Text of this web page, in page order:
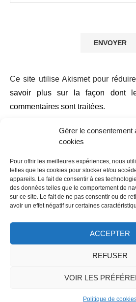
Gérer le consentement
cookies
Pour offrir les meilleures expériences, nous
telles que les cookies pour stocker et/ou
appareils. Le fait de consentir à ces
des données telles que le comportement de
sur ce site. Le fait de ne pas consentir ou de
avoir un effet négatif sur certaines
ACCEPTER
REFUSER
VOIR LES
Politique de
Ce site utilise Akismet pour
savoir plus sur la façon dont
commentaires sont traitées.
Accueil À propos Contact
Politique de cookies
© 2016-2021 Les Voyages de Cindy
RETOUR EN HAUT